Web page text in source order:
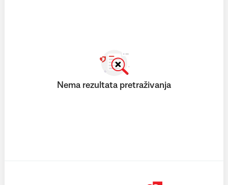
Nema rezultata pretraživanja